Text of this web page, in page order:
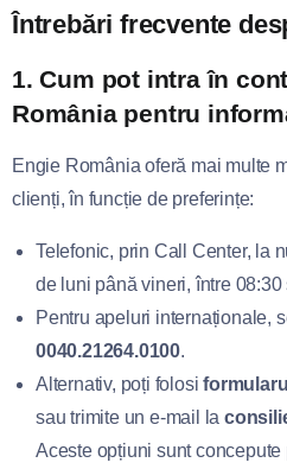
Întrebări frecvente
1.Cum pot intra în
România pentru
Engie România oferă mai multe
clienți, în funcție de preferințe:
Telefonic, prin Call Center, la
de luni până vineri, între 08:30
Pentru apeluri internaționale,
0040.21264.0100.
Alternativ, poți folosi
sau trimite un e-mail la
Aceste opțiuni sunt